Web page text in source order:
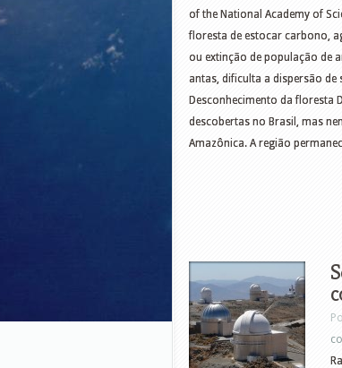
of the National Academy of
floresta de estocar carbono,
ou extinção de população de
antas, dificulta a dispersão
Desconhecimento da floresta
descobertas no Brasil, mas
Amazônica. A região